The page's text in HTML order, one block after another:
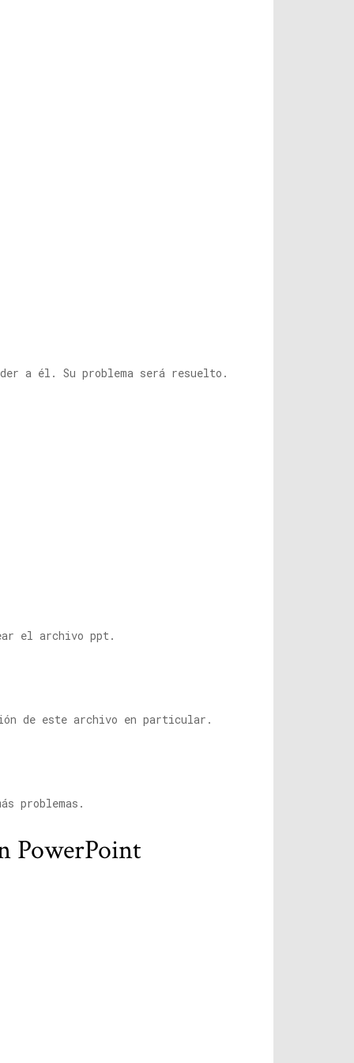
a él. Su problema será resuelto.
el archivo ppt.
de este archivo en particular.
problemas.
PowerPoint